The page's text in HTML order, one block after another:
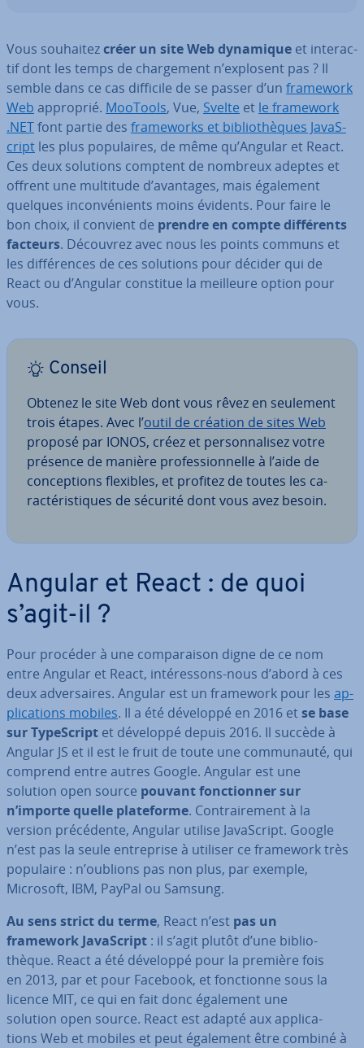
Vous souhaitezcréer un site Web dynamique et in­te­rac­
tif dont les temps de char­ge­ment n’explosent pas ? Il
semble dans ce cas difficile de se passer d’un framework
Web approprié. MooTools, Vue, Svelte et le framework
.NETfont partie des fra­me­works et bi­blio­thèques Ja­vaS­
cript les plus po­pu­laires, de même qu’Angular et React.
Ces deux solutions comptent de nombreux adeptes et
offrent une multitude d’avantages, mais également
quelques in­con­vé­nients moins évidents. Pour faire le
bon choix, il convient de prendre en compte dif­fé­rents
facteurs. Découvrez avec nous les points communs et
les dif­fé­rences de ces solutions pour décider qui de
React ou d’Angular constitue la meilleure option pour
vous.
Conseil
Obtenez le site Web dont vous rêvez en seulement
trois étapes. Avec l’outil de création de sites Web
proposé par IONOS, créez et per­son­na­li­sez votre
présence de manière pro­fes­sion­nelle à l’aide de
con­cep­tions flexibles, et profitez de toutes les ca­
rac­té­ris­tiques de sécurité dont vous avez besoin.
Angular et React : de quoi
s’agit-il ?
Pour procéder à une com­pa­rai­son digne de ce nom
entre Angular et React, in­té­res­sons-nous d’abord à ces
deux ad­ver­saires. Angular est un framework pour les ap­
pli­ca­tions mobiles. Il a été développé en 2016 etse base
sur Ty­peS­cript et développé depuis 2016. Il succède à
Angular JS et il est le fruit de toute une com­mu­nauté, qui
comprend entre autres Google. Angular est une
solution open source pouvant fonc­tion­ner sur
n’importe quelle pla­te­forme. Con­trai­re­ment à la
version pré­cé­dente, Angular utilise Ja­vaS­cript. Google
n’est pas la seule en­tre­prise à utiliser ce framework très
populaire : n’oublions pas non plus, par exemple,
Microsoft, IBM, PayPal ou Samsung.
Au sens strict du terme, React n’est pas un
framework Ja­vaS­cript : il s’agit plutôt d’une bi­blio­
thèque. React a été développé pour la première fois
en 2013, par et pour Facebook, et fonc­tionne sous la
licence MIT, ce qui en fait donc également une
solution open source. React est adapté aux ap­pli­ca­
tions Web et mobiles et peut également être combiné à